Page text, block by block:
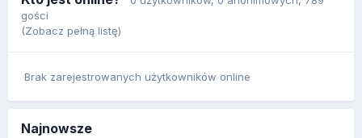
gości
(Zobacz pełną listę)
Brak zarejestrowanych użytkowników online
Najnowsze